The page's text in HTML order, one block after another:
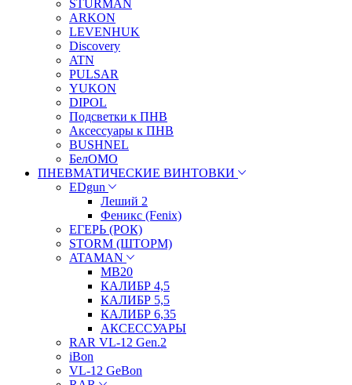
STURMAN
ARKON
LEVENHUK
Discovery
ATN
PULSAR
YUKON
DIPOL
Подсветки к ПНВ
Аксессуары к ПНВ
BUSHNEL
БелОМО
ПНЕВМАТИЧЕСКИЕ ВИНТОВКИ
EDgun
Леший 2
Феникс (Fenix)
ЕГЕРЬ (РОК)
STORM (ШТОРМ)
ATAMAN
МВ20
КАЛИБР 4,5
КАЛИБР 5,5
КАЛИБР 6,35
АКСЕССУАРЫ
RAR VL-12 Gen.2
iBon
VL-12 GeBon